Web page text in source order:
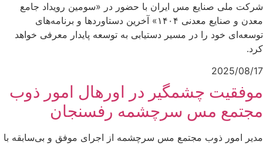
شرکت ملی صنایع مس ایران با حضور در «سومین رویداد جامع
معدن و صنایع معدنی ۱۴۰۴» آخرین دستاوردها و برنامه‌های
توسعه‌ای خود را در مسیر دستیابی به توسعه پایدار معرفی خواهد
کرد.
2025/08/17
موفقیت چشمگیر در اورهال امور ذوب
مجتمع مس سرچشمه رفسنجان
مدیر امور ذوب مجتمع مس سرچشمه از اجرای موفق و بی‌سابقه با